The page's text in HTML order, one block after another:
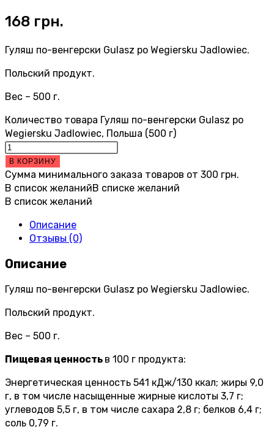
168 грн.
Гуляш по-венгерски Gulasz po Wegiersku Jadlowiec.
Польский продукт.
Вес – 500 г.
Количество товара Гуляш по-венгерски Gulasz po
Wegiersku Jadlowiec, Польша (500 г)
В КОРЗИНУ
Сумма минимального заказа товаров от 300 грн.
В список желанийВ списке желаний
В список желаний
Описание
Отзывы (0)
Описание
Гуляш по-венгерски Gulasz po Wegiersku Jadlowiec.
Польский продукт.
Вес – 500 г.
Пищевая ценность в 100 г продукта:
Энергетическая ценность 541 кДж/130 ккал; жиры 9,0
г, в том числе насыщенные жирные кислоты 3,7 г;
углеводов 5,5 г, в том числе сахара 2,8 г; белков 6,4 г;
соль 0,79 г.